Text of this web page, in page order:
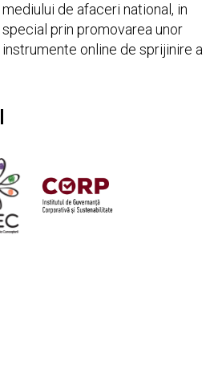
mediului de afaceri national, in
special prin promovarea unor
instrumente online de sprijinire a